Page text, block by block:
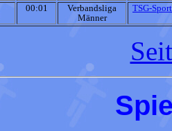
00:01
Verbandsliga
Männer
TSG-